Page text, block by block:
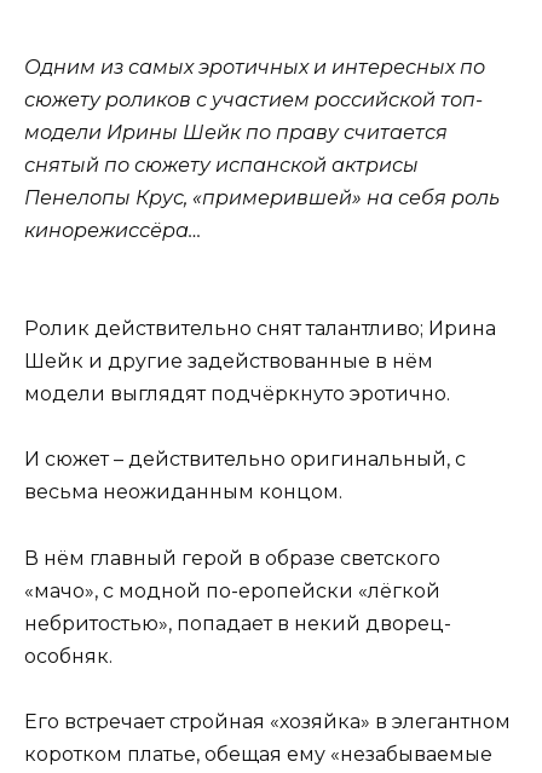
Одним из самых эротичных и интересных по
сюжету роликов с участием российской топ-
модели Ирины Шейк по праву считается
снятый по сюжету испанской актрисы
Пенелопы Крус, «примерившей» на себя роль
кинорежиссёра…
Ролик действительно снят талантливо; Ирина
Шейк и другие задействованные в нём
модели выглядят подчёркнуто эротично.
И сюжет – действительно оригинальный, с
весьма неожиданным концом.
В нём главный герой в образе светского
«мачо», с модной по-еропейски «лёгкой
небритостью», попадает в некий дворец-
особняк.
Его встречает стройная «хозяйка» в элегантном
коротком платье, обещая ему «незабываемые